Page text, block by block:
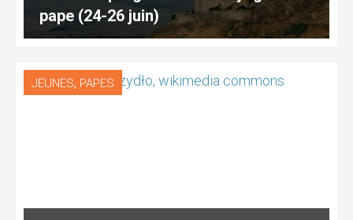
pape (24-26 juin)
JEUNES, PAPES